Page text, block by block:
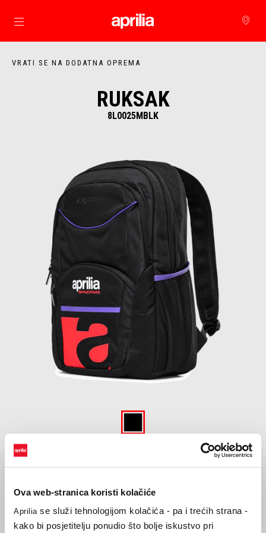
Ova web-stranica koristi kolačiće
Aprilia se služi tehnologijom kolačića - pa i trećih strana -
kako bi posjetitelju ponudio što bolje iskustvo pri
Idi na glavni izbornik
VRATI SE NA DODATNA OPREMA
RUKSAK
8L0025MBLK
€ 50